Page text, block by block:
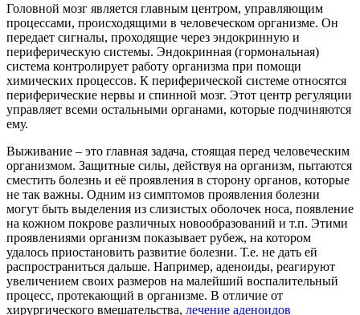
Головной мозг является главным центром, управляющим
процессами, происходящими в человеческом организме. Он
передает сигналы, проходящие через эндокринную и
периферическую системы. Эндокринная (гормональная)
система контролирует работу организма при помощи
химических процессов. К периферической системе относятся
периферические нервы и спинной мозг. Этот центр регуляции
управляет всеми остальными органами, которые подчиняются
ему.
Выживание – это главная задача, стоящая перед человеческим
организмом. Защитные силы, действуя на организм, пытаются
сместить болезнь и её проявления в сторону органов, которые
не так важны. Одним из симптомов проявления болезни
могут быть выделения из слизистых оболочек носа, появление
на кожном покрове различных новообразований и т.п. Этими
проявлениями организм показывает рубеж, на котором
удалось приостановить развитие болезни. Т.е. не дать ей
распространиться дальше. Например, аденоиды, реагируют
увеличением своих размеров на малейший воспалительный
процесс, протекающий в организме. В отличие от
хирургического вмешательства, лечение аденоидов